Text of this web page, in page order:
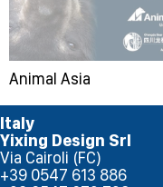
Animal Asia
Italy
Yixing Design Srl
Via Cairoli (FC)
+39 0547 613 886